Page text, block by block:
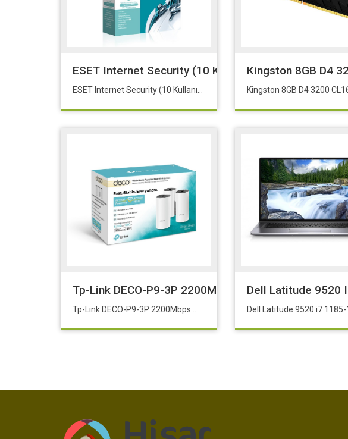
ESET Internet Security (10 Kullanıcı Kutu)Kingston 8GB D4
Tp-Link DECO-P9-3P 2200Mbps Mesh 3'li Paket
Dell Latitude 9520